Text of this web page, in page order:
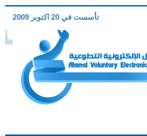
تأسست في 20 اكتوبر 2009